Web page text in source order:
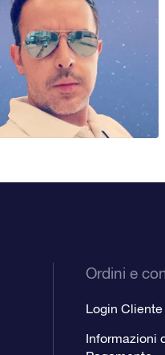
Ordini e
Login Cliente
Informazioni